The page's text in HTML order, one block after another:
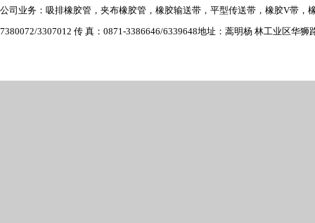
公司业务：吸排橡胶管，夹布橡胶管，橡胶输送带，平型传送带，橡胶V带，
7380072/3307012 传 真：0871-3386646/6339648地址：蒿明杨 林工业区华狮